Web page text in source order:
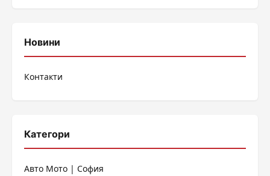
Новини
Контакти
Категори
Авто Мото | София